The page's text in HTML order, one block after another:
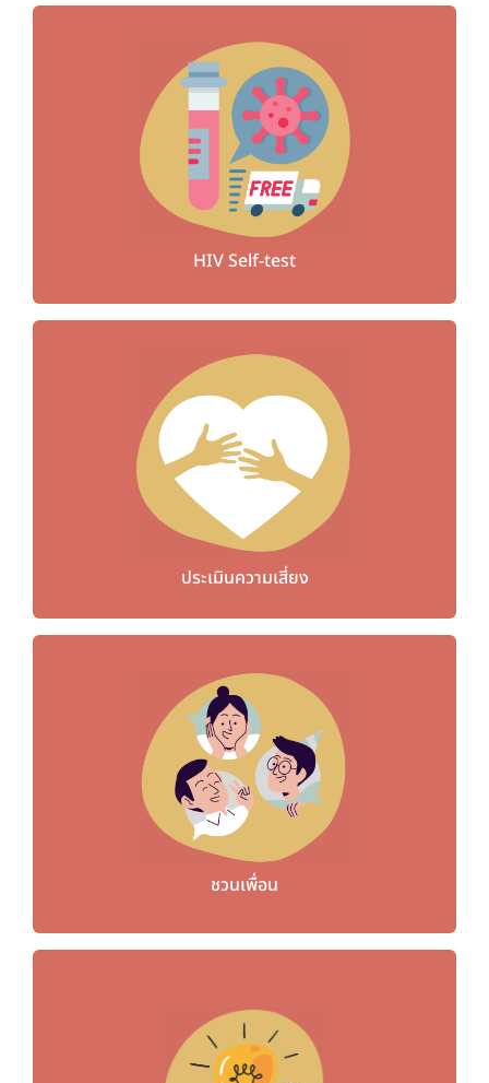
HIV Self-test
รับชุดตรวจฟรี
ประเมินความเสี่ยง
ชวนเพื่อน
ชวนเพื่อน
คลังความรู้